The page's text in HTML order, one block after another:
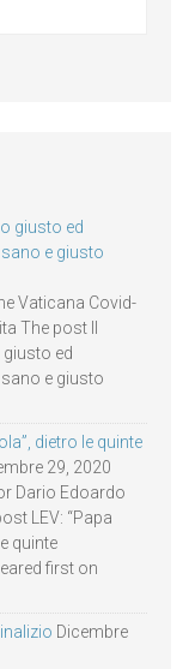
giusto ed
e giusto
Vaticana Covid-
The post Il
ed
e giusto
dietro le quinte
29, 2020
Dario Edoardo
LEV: “Papa
quinte
first on
Dicembre